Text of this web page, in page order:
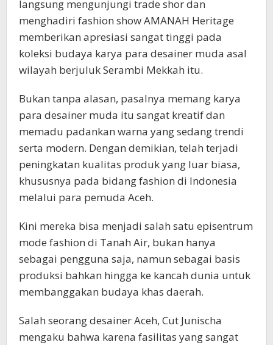
langsung mengunjungi trade shor dan
menghadiri fashion show AMANAH Heritage
memberikan apresiasi sangat tinggi pada
koleksi budaya karya para desainer muda asal
wilayah berjuluk Serambi Mekkah itu.
Bukan tanpa alasan, pasalnya memang karya
para desainer muda itu sangat kreatif dan
memadu padankan warna yang sedang trendi
serta modern. Dengan demikian, telah terjadi
peningkatan kualitas produk yang luar biasa,
khususnya pada bidang fashion di Indonesia
melalui para pemuda Aceh.
Kini mereka bisa menjadi salah satu episentrum
mode fashion di Tanah Air, bukan hanya
sebagai pengguna saja, namun sebagai basis
produksi bahkan hingga ke kancah dunia untuk
membanggakan budaya khas daerah.
Salah seorang desainer Aceh, Cut Junischa
mengaku bahwa karena fasilitas yang sangat